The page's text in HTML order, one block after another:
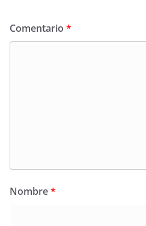
Comentario *
Nombre*